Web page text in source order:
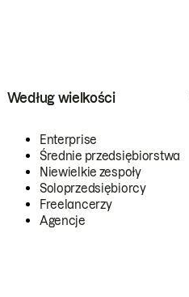
Według wielkości
Enterprise
Średnie przedsiębiorstwa
Niewielkie zespoły
Soloprzedsiębiorcy
Freelancerzy
Agencje